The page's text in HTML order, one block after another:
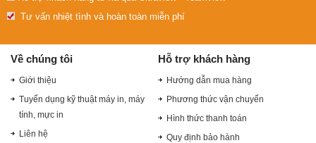
Tư vấn nhiệt tình và hoàn toàn miễn phí
Về chúng tôi
Giới thiệu
Tuyển dụng kỹ thuật máy in, máy
tính, mực in
Liên hệ
Hỗ trợ khách hàng
Hướng dẫn mua hàng
Phương thức vận chuyển
Hình thức thanh toán
Quy định bảo hành